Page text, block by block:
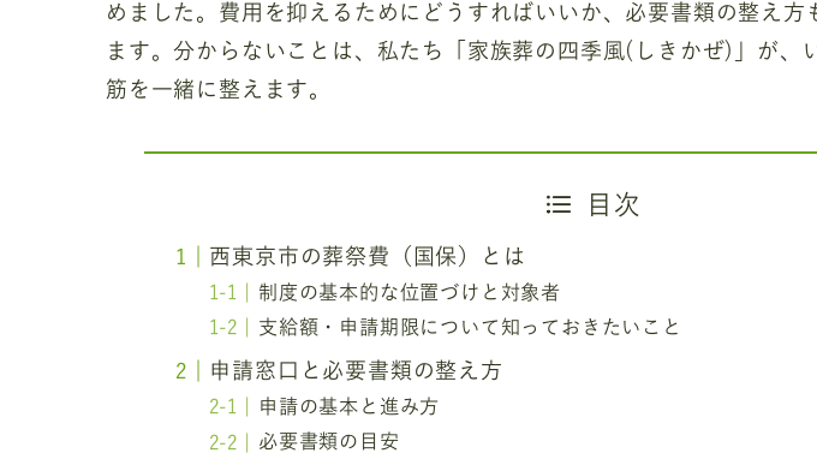
めました。費用を抑えるためにどうすればいいか、必要書類の整え方
ます。分からないことは、私たち「家族葬の四季風(しきかぜ)」が、
筋を一緒に整えます。
目次
西東京市の葬祭費（国保）とは
制度の基本的な位置づけと対象者
支給額・申請期限について知っておきたいこと
申請窓口と必要書類の整え方
申請の基本と進み方
必要書類の目安